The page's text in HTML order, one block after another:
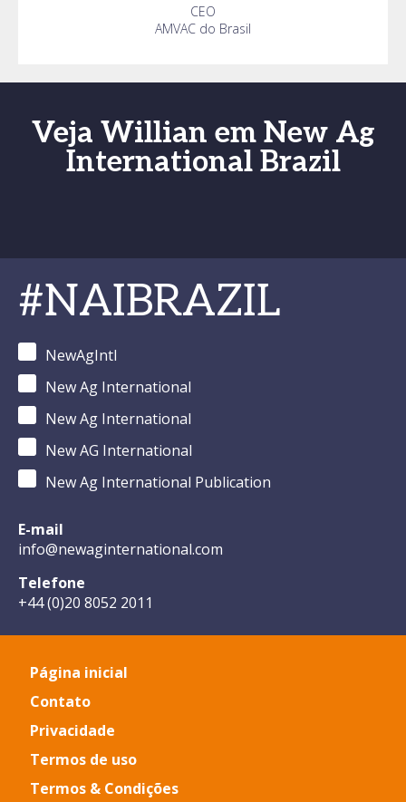
CEO
AMVAC do Brasil
Veja Willian em New Ag
International Brazil
#NAIBRAZIL
NewAgIntl
New Ag International
New Ag International
New AG International
New Ag International Publication
E-mail
info@newaginternational.com
Telefone
+44 (0)20 8052 2011
Página inicial
Contato
Privacidade
Termos de uso
Termos & Condições